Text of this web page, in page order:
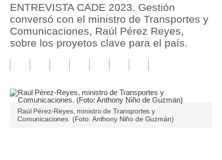
Finanzas Personales
Inmobiliarias
Plus G
Pregunta de hoy
Blogs
ENTREVISTA CADE 2023. Gestión
conversó con el ministro de Transportes y
Comunicaciones, Raúl Pérez Reyes,
sobre los proyetos clave para el país.
Raúl Pérez-Reyes, ministro de Transportes y
Comunicaciones. (Foto: Anthony Niño de Guzmán)